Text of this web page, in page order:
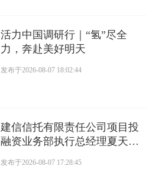
活力中国调研行｜“氢”尽全
力，奔赴美好明天
发布于2026-08-07 18:02:44
建信信托有限责任公司项目投
融资业务部执行总经理夏天接
发布于2026-08-07 17:28:45